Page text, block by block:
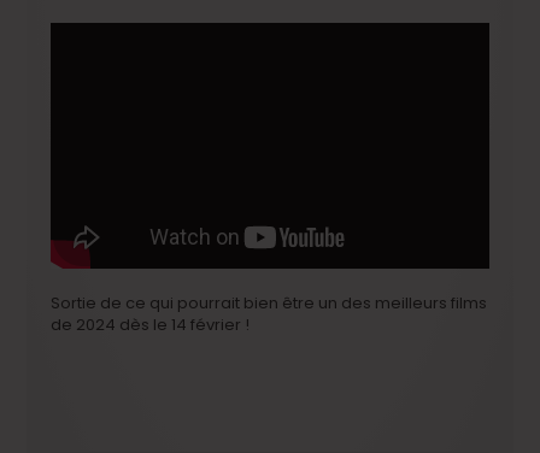
Sortie de ce qui pourrait bien être un des meilleurs films
de 2024 dès le 14 février !